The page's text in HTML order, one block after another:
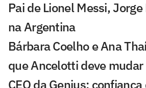
Pai de Lionel Messi,
na Argentina
Bárbara Coelho e Ana
que Ancelotti deve
CEO da Genius: